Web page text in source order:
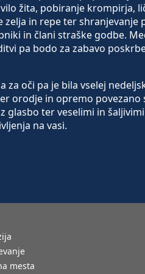
žita, pobiranje krompirja,
in repe ter shranjevanje
in člani straške godbe.
pa bodo za zabavo
za oči pa je bila vselej
orodje in opremo povezano
glasbo ter veselimi in
na vasi.
mesta